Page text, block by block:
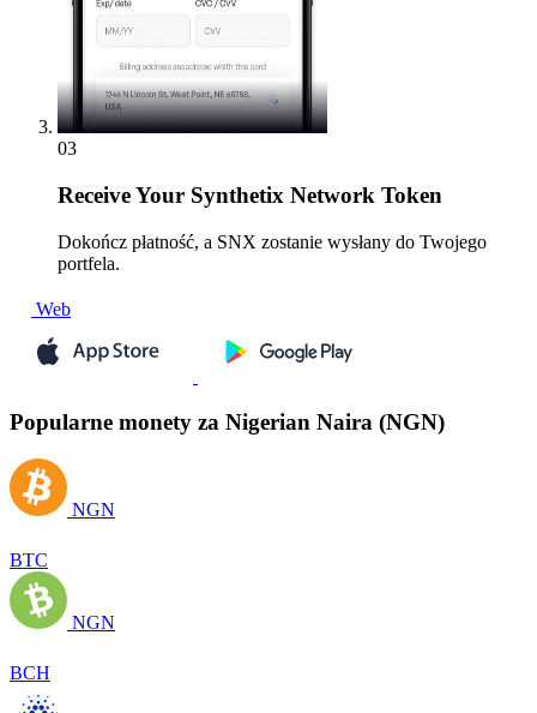
03
ReceiveYour Synthetix Network Token
Dokończ płatność, a SNX zostanie wysłany do Twojego
portfela.
Web
Popularne monety za Nigerian Naira (NGN)
NGN
BTC
NGN
BCH